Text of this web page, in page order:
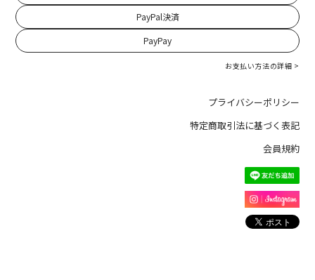
PayPal決済
PayPay
お支払い方法の詳細 >
プライバシーポリシー
特定商取引法に基づく表記
会員規約